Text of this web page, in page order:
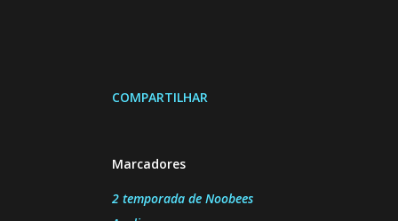
COMPARTILHAR
Marcadores
2 temporada de Noobees